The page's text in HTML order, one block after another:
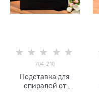
704-210
Подставка для
спиралей от